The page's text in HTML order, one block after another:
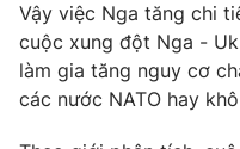
Vậy việc Nga tăng chi
cuộc xung đột Nga -
làm gia tăng nguy cơ
các nước NATO hay